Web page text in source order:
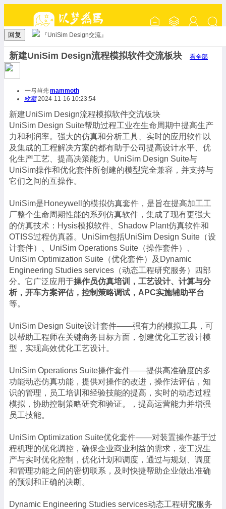
回复 『UniSim Design交流』
新建UniSim Design流程模拟软件交流板块 看全部
一马当先 mammoth
收藏2024-11-16 10:23:54
新建UniSim Design流程模拟软件交流板块
UniSim Design Suite帮助过程工业在生命周期中提高生产
力和利润率。强大的仿真和分析工具、实时的应用软件以
及集成的工程解决方案的都有助于公司提高设计水平、优
化生产工艺、提高决策能力。UniSim Design Suite与
UniSim操作和优化套件所创建的模型完全兼容，并支持与
它们之间的互操作。
UniSim是Honeywell的模拟仿真套件，是旨在提高加工工
厂整个生命周期性能的系列仿真软件，集成了现有更强大
的仿真技术：Hysis模拟软件、Shadow Plant仿真软件和
OTISS过程仿真器。UniSim包括UniSim Design Suite（设
计套件）、UniSim Operations Suite（操作套件）、
UniSim Optimization Suite（优化套件）及Dynamic
Engineering Studies services（动态工程研究服务）四部
分。它广泛应用于操作员仿真培训，工艺设计、计算与分
析，开车方案评估，控制策略调试，APC实施辅助平台
等。
UniSim Design Suite设计套件——强有力的模拟工具，可
以帮助工程师在关键商务目标方面，创建优化工艺设计模
型，实现高效优化工艺设计。
UniSim Operations Suite操作套件——提供高准确度的多
功能动态仿真功能，提供对操作的改进，操作法评估，知
识的管理，员工培训和经验技能的提高，实时的动态过程
模拟，协助控制策略研究和验证。，提高运营能力并增强
员工技能。
UniSim Optimization Suite优化套件——对装置操作基于过
程机理的优化调控，确保企业商业利益的需求，变工况生
产与实时优化控制，优化计划和调度，通过与规划、调度
和管理功能之间的密切联系，及时快捷帮助企业做出准确
的预测和正确的决断。
Dynamic Engineering Studies services动态工程研究服务